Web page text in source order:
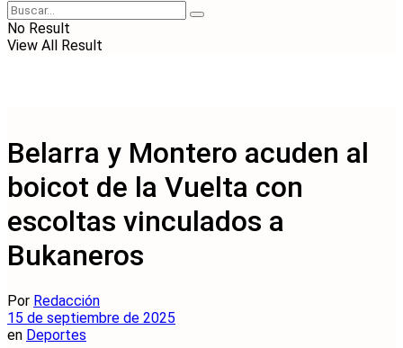
No Result
View All Result
Belarra y Montero acuden al
boicot de la Vuelta con
escoltas vinculados a
Bukaneros
Por Redacción
15 de septiembre de 2025
en Deportes